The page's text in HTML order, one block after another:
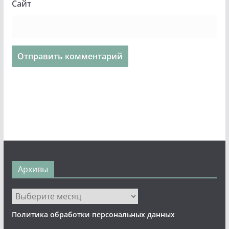
Сайт
Архивы
Архивы
Политика обработки персональных данных